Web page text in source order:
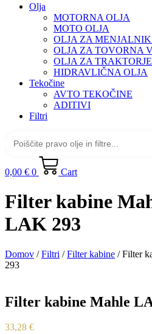
Olja
MOTORNA OLJA
MOTO OLJA
OLJA ZA
OLJA ZA TOVORNA
OLJA ZA TRAKTORJE
HIDRAVLIČNA OLJA
Tekočine
AVTO TEKOČINE
ADITIVI
Filtri
0,00 € 0 Cart
Filter kabine
LAK 293
Domov /Filtri /Filter kabine / Filter
293
Filter kabine Mahle
33,28 €